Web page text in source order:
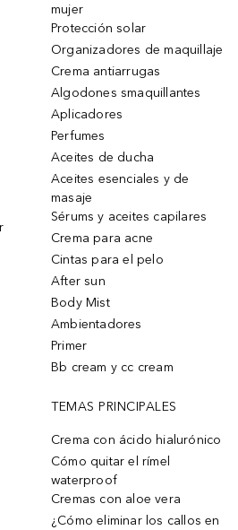
mujer
Protección solar
Organizadores de maquillaje
Crema antiarrugas
Algodones smaquillantes
Aplicadores
Perfumes
Aceites de ducha
Aceites esenciales y de
masaje
Sérums y aceites capilares
Crema para acne
Cintas para el pelo
After sun
Body Mist
Ambientadores
Primer
Bb cream y cc cream
TEMAS PRINCIPALES
Crema con ácido hialurónico
Cómo quitar el rímel
waterproof
Cremas con aloe vera
¿Cómo eliminar los callos en